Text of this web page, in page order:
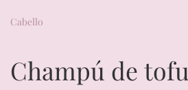
Cabello
Champú de tofu